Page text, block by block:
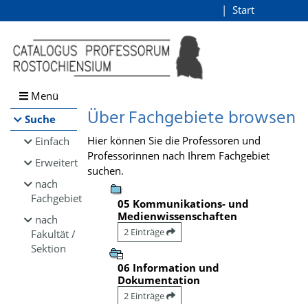
Browsen
direkt zum Inhalt
Start
Menü
Suche
Einfach
Erweitert
nach
Fachgebiet
nach
Fakultät /
Sektion
Über Fachgebiete browsen
Hier können Sie die Professoren und
Professorinnen nach Ihrem Fachgebiet
suchen.
05 Kommunikations- und
Medienwissenschaften
2 Einträge
06 Information und
Dokumentation
2 Einträge